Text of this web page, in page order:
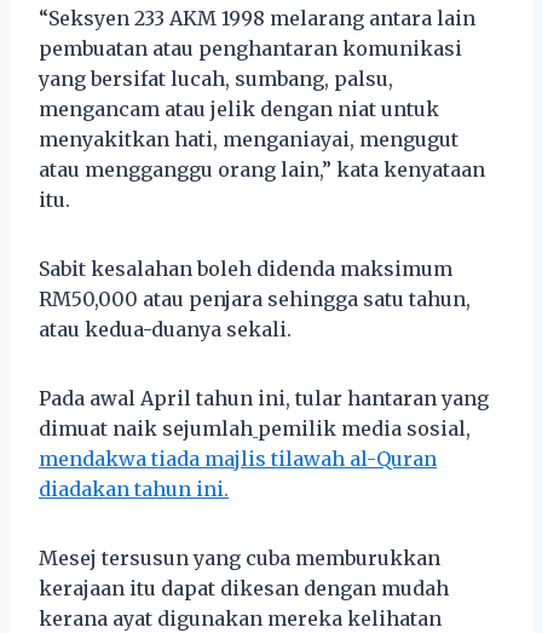
“Seksyen 233 AKM 1998 melarang antara lain
pembuatan atau penghantaran komunikasi
yang bersifat lucah, sumbang, palsu,
mengancam atau jelik dengan niat untuk
menyakitkan hati, menganiayai, mengugut
atau mengganggu orang lain,” kata kenyataan
itu.
Sabit kesalahan boleh didenda maksimum
RM50,000 atau penjara sehingga satu tahun,
atau kedua-duanya sekali.
Pada awal April tahun ini, tular hantaran yang
dimuat naik sejumlah pemilik media sosial,
mendakwa tiada majlis tilawah al-Quran
diadakan tahun ini.
Mesej tersusun yang cuba memburukkan
kerajaan itu dapat dikesan dengan mudah
kerana ayat digunakan mereka kelihatan